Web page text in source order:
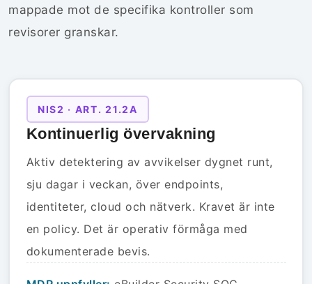
mappade mot de specifika kontroller som
revisorer granskar.
NIS2 · ART. 21.2A
Kontinuerlig övervakning
Aktiv detektering av avvikelser dygnet runt,
sju dagar i veckan, över endpoints,
identiteter, cloud och nätverk. Kravet är inte
en policy. Det är operativ förmåga med
dokumenterade bevis.